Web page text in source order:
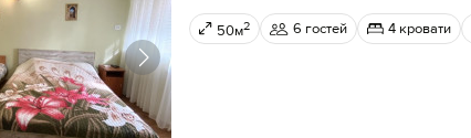
50м2 6 гостей 4 кровати